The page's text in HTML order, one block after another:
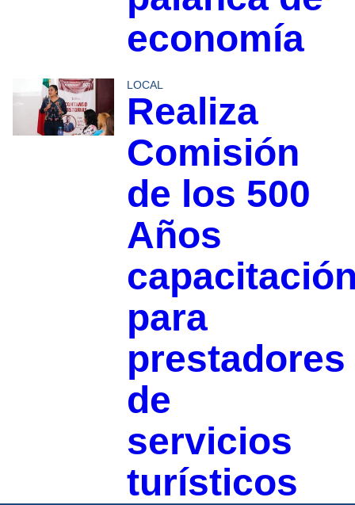
economía
LOCAL
Realiza
Comisión
de los 500
Años
para
prestadores
de
servicios
turísticos